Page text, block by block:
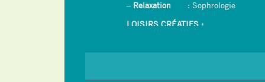
– Relaxation : Sophrologie
LOISIRS CRÉATIFS :